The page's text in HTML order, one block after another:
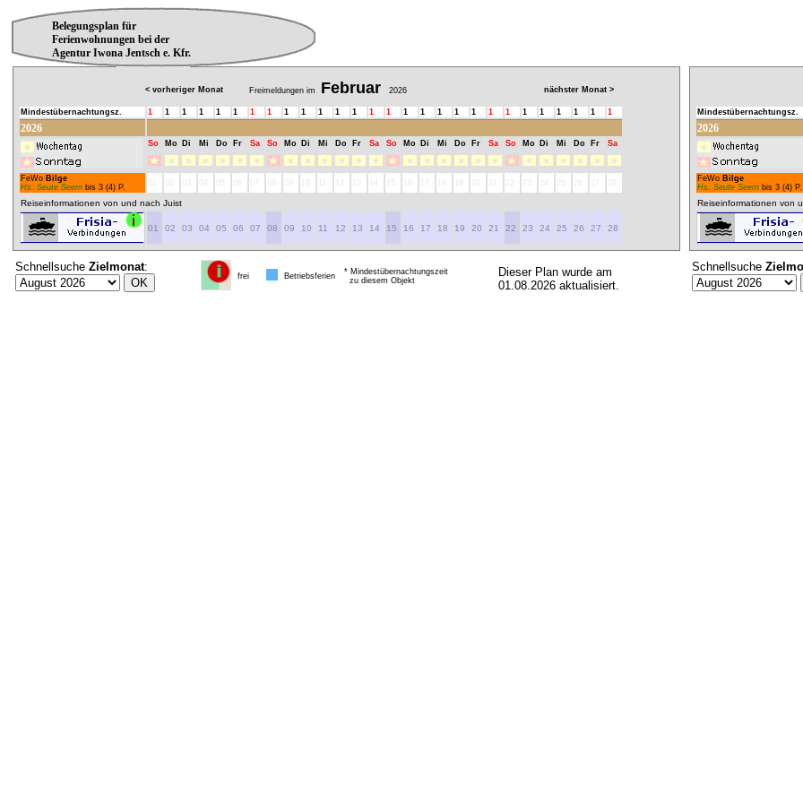
Belegungsplan für
Ferienwohnungen bei der
Agentur Iwona Jentsch e. Kfr.
< vorheriger Monat Freimeldungen im Februar 2026 nächster Monat >
Mindestübernachtungsz. 1 1 1 1 1 1 1 1 1 1 1 1 1 1 1 1 1 1 1 1 1 1 1 1 1 1 1 1
2026
So Mo Di Mi Do Fr Sa So Mo Di Mi Do Fr Sa So Mo Di Mi Do Fr Sa So Mo Di Mi Do Fr Sa
FeWo Bilge
Hs. Seute Seern bis 3 (4) P.
Reiseinformationen von und nach Juist
01 02 03 04 05 06 07 08 09 10 11 12 13 14 15 16 17 18 19 20 21 22 23 24 25 26 27 28
Schnellsuche Zielmonat:
frei Betriebsferien
* Mindestübernachtungszeit
zu diesem Objekt
Dieser Plan wurde am
01.08.2026 aktualisiert.
Mindestübernachtungsz.
2026
FeWo Bilge
Hs. Seute Seern bis 3 (4) P.
Reiseinformationen von
Schnellsuche